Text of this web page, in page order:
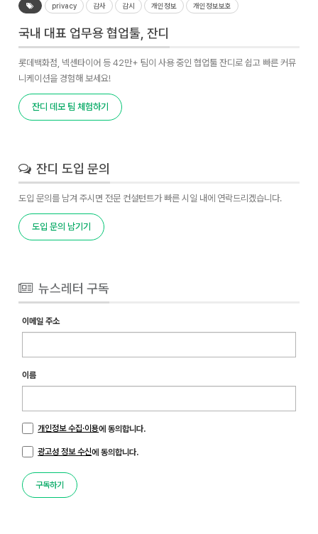
privacy 감사 감시 개인정보 개인정보보호
국내 대표 업무용 협업툴, 잔디
롯데백화점, 넥센타이어 등 42만+ 팀이 사용 중인 협업툴 잔디로 쉽고 빠른 커뮤
니케이션을 경험해 보세요!
잔디 데모 팀 체험하기
잔디 도입 문의
도입 문의를 남겨 주시면 전문 컨설턴트가 빠른 시일 내에 연락드리겠습니다.
도입 문의 남기기
뉴스레터 구독
이메일 주소
이름
개인정보 수집·이용에 동의합니다.
광고성 정보 수신에 동의합니다.
구독하기